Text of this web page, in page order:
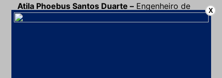
Atila Phoebus Santos Duarte – Engenheiro de
minas formado na UFOP, já trabalhou na Vale
X